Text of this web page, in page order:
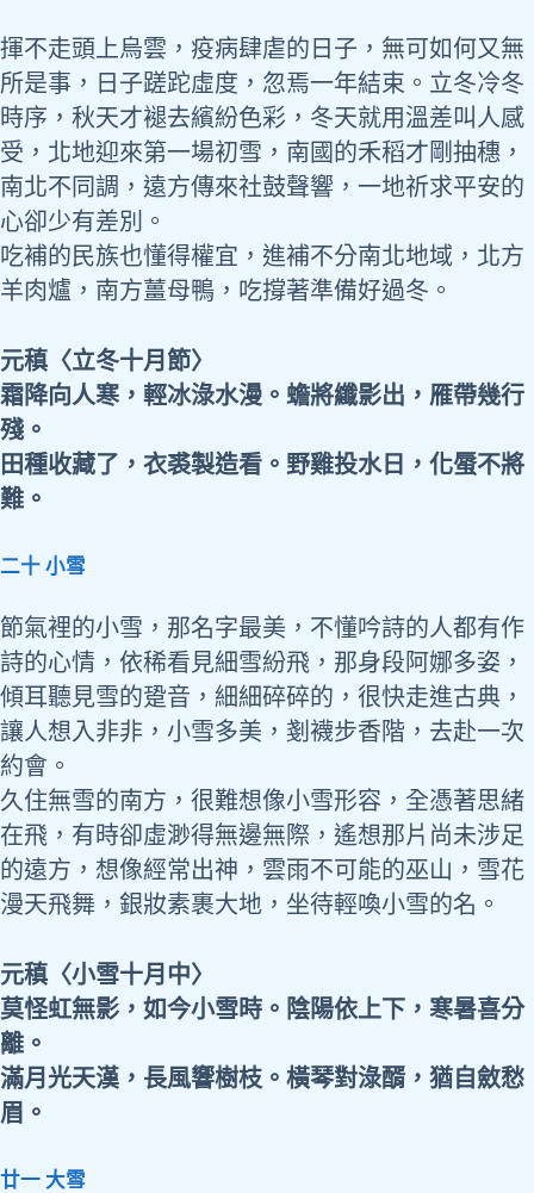
揮不走頭上烏雲，疫病肆虐的日子，無可如何又無
所是事，日子蹉跎虛度，忽焉一年結束。立冬冷冬
時序，秋天才褪去繽紛色彩，冬天就用溫差叫人感
受，北地迎來第一場初雪，南國的禾稻才剛抽穗，
南北不同調，遠方傳來社鼓聲響，一地祈求平安的
心卻少有差別。
吃補的民族也懂得權宜，進補不分南北地域，北方
羊肉爐，南方薑母鴨，吃撐著準備好過冬。
元稹〈立冬十月節〉
霜降向人寒，輕冰淥水漫。蟾將纖影出，雁帶幾行
殘。
田種收藏了，衣裘製造看。野雞投水日，化蜃不將
難。
二十 小雪
節氣裡的小雪，那名字最美，不懂吟詩的人都有作
詩的心情，依稀看見細雪紛飛，那身段阿娜多姿，
傾耳聽見雪的跫音，細細碎碎的，很快走進古典，
讓人想入非非，小雪多美，剗襪步香階，去赴一次
約會。
久住無雪的南方，很難想像小雪形容，全憑著思緒
在飛，有時卻虛渺得無邊無際，遙想那片尚未涉足
的遠方，想像經常出神，雲雨不可能的巫山，雪花
漫天飛舞，銀妝素裹大地，坐待輕喚小雪的名。
元稹〈小雪十月中〉
莫怪虹無影，如今小雪時。陰陽依上下，寒暑喜分
離。
滿月光天漢，長風響樹枝。橫琴對淥醑，猶自斂愁
眉。
廿一 大雪